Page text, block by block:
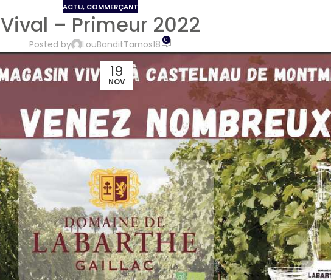
ACTU, COMMERÇANT
Vival – Primeur 2022
Posted by LouBanditTarnos18 0
19
NOV